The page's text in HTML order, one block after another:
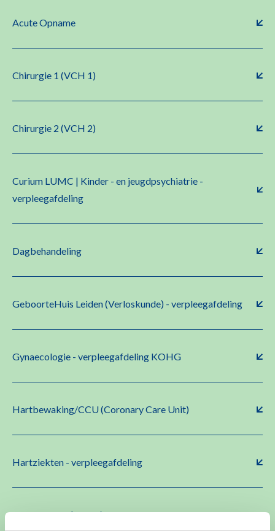
Acute Opname
Chirurgie 1 (VCH 1)
Chirurgie 2 (VCH 2)
Curium LUMC | Kinder - en jeugdpsychiatrie -
verpleegafdeling
Dagbehandeling
GeboorteHuis Leiden (Verloskunde) - verpleegafdeling
Gynaecologie - verpleegafdeling KOHG
Hartbewaking/CCU (Coronary Care Unit)
Hartziekten - verpleegafdeling
Hematologie (LOKH) - Oncologie Centrum Klinisch